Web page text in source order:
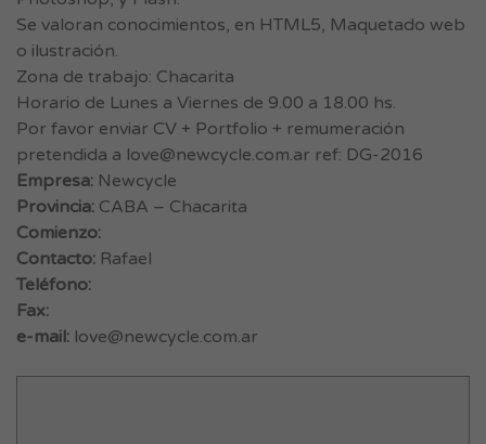
Se valoran conocimientos, en HTML5, Maquetado web
o ilustración.
Zona de trabajo: Chacarita
Horario de Lunes a Viernes de 9.00 a 18.00 hs.
Por favor enviar CV + Portfolio + remumeración
pretendida a love@newcycle.com.ar ref: DG-2016
Empresa: Newcycle
Provincia: CABA – Chacarita
Comienzo:
Contacto: Rafael
Teléfono:
Fax:
e-mail: love@newcycle.com.ar